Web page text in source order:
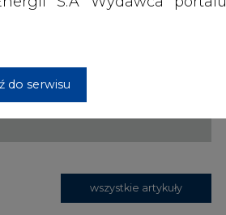
do serwisu
w postaci newslettera
w tym informacje o
wszystkie artykuły